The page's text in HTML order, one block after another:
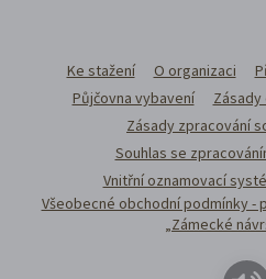
Ke stažení O organizaci
Půjčovna vybavení
Zásady zpracování
Souhlas se
Vnitřní oznamovací
Všeobecné obchodní podmínky -
„Zámecké